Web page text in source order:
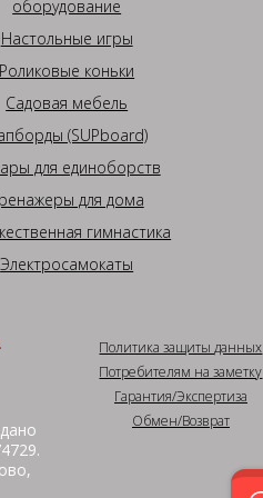
оборудование
Настольные игры
Роликовые коньки
Садовая мебель
(SUPboard)
для единоборств
для дома
гимнастика
Электросамокаты
Политика защиты данных
Потребителям на заметку
Гарантия/Экспертиза
Обмен/Возврат